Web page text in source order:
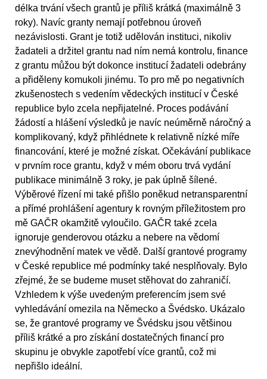
délka trvání všech grantů je příliš krátká (maximálně 3
roky). Navíc granty nemají potřebnou úroveň
nezávislosti. Grant je totiž udělován instituci, nikoliv
žadateli a držitel grantu nad ním nemá kontrolu, finance
z grantu můžou být dokonce institucí žadateli odebrány
a přiděleny komukoli jinému. To pro mě po negativních
zkušenostech s vedením vědeckých institucí v České
republice bylo zcela nepřijatelné. Proces podávání
žádostí a hlášení výsledků je navíc neúměrně náročný a
komplikovaný, když přihlédnete k relativně nízké míře
financování, které je možné získat. Očekávání publikace
v prvním roce grantu, když v mém oboru trvá vydání
publikace minimálně 3 roky, je pak úplně šílené.
Výběrové řízení mi také přišlo poněkud netransparentní
a přímé prohlášení agentury k rovným příležitostem pro
mě GAČR okamžitě vyloučilo. GAČR také zcela
ignoruje genderovou otázku a nebere na vědomí
znevýhodnění matek ve vědě. Další grantové programy
v České republice mé podmínky také nesplňovaly. Bylo
zřejmé, že se budeme muset stěhovat do zahraničí.
Vzhledem k výše uvedeným preferencím jsem své
vyhledávání omezila na Německo a Švédsko. Ukázalo
se, že grantové programy ve Švédsku jsou většinou
příliš krátké a pro získání dostatečných financí pro
skupinu je obvykle zapotřebí více grantů, což mi
nepřišlo ideální.